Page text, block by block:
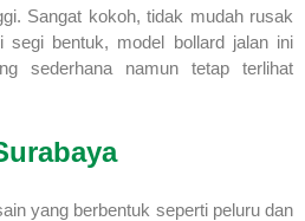
Sangat kokoh, tidak mudah rusak
segi bentuk, model bollard jalan ini
sederhana namun tetap terlihat
yang berbentuk seperti peluru dan